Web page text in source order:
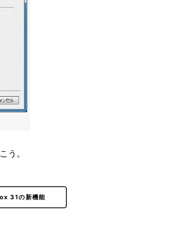
う。
31の新機能